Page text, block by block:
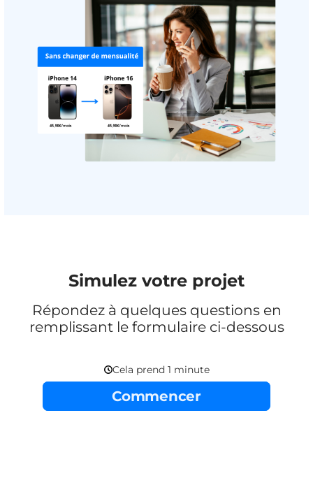
Simulez votre projet
Répondez à quelques questions en
remplissant le formulaire ci-dessous